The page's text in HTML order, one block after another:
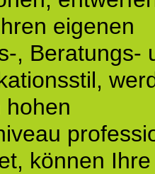
eigenen
, Beratungs-
hohen
können Ihre